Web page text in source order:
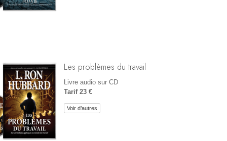
Les problèmes du travail
Livre audio sur CD
Tarif 23 €
Voir d’autres